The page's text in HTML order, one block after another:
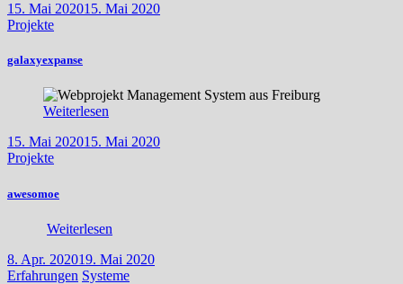
15. Mai 202015. Mai 2020
Projekte
galaxyexpanse
Weiterlesen
15. Mai 202015. Mai 2020
Projekte
awesomoe
Weiterlesen
8. Apr. 202019. Mai 2020
Erfahrungen Systeme